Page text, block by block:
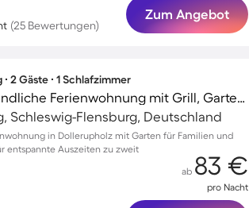
(25 Bewertungen)
Zum Angebot
2 Gäste ∙ 1 Schlafzimmer
Familienfreundliche Ferienwohnung mit Grill, Garten und Terrasse | Hunde erlaubt
Schleswig-Flensburg, Deutschland
in Dollerupholz mit Garten für Familien und
entspannte Auszeiten zu zweit
ab 83 €
pro Nacht